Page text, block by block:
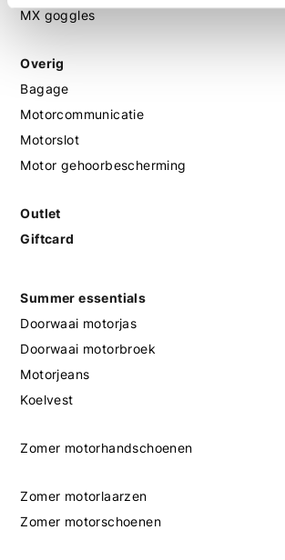
MX goggles
Overig
Bagage
Motorcommunicatie
Motorslot
Motor gehoorbescherming
Outlet
Giftcard
Summer essentials
Doorwaai motorjas
Doorwaai motorbroek
Motorjeans
Koelvest
Zomer motorhandschoenen
Zomer motorlaarzen
Zomer motorschoenen